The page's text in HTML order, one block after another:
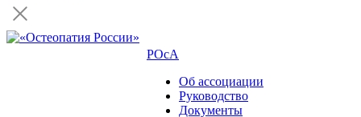
РОсА
Об ассоциации
Руководство
Документы